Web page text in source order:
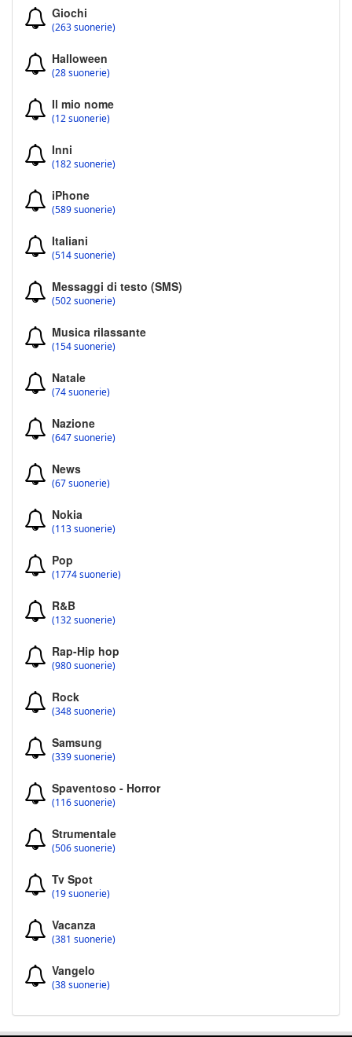
Giochi
(263 suonerie)
Halloween
(28 suonerie)
Il mio nome
(12 suonerie)
Inni
(182 suonerie)
iPhone
(589 suonerie)
Italiani
(514 suonerie)
Messaggi di testo (SMS)
(502 suonerie)
Musica rilassante
(154 suonerie)
Natale
(74 suonerie)
Nazione
(647 suonerie)
News
(67 suonerie)
Nokia
(113 suonerie)
Pop
(1774 suonerie)
R&B
(132 suonerie)
Rap-Hip hop
(980 suonerie)
Rock
(348 suonerie)
Samsung
(339 suonerie)
Spaventoso - Horror
(116 suonerie)
Strumentale
(506 suonerie)
Tv Spot
(19 suonerie)
Vacanza
(381 suonerie)
Vangelo
(38 suonerie)